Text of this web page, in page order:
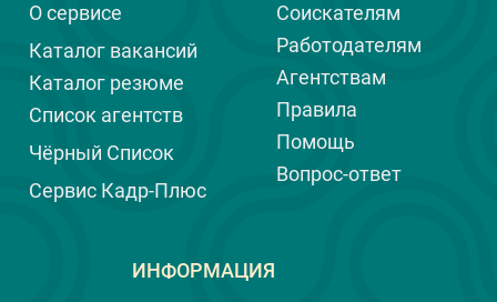
быть осведомленным и уметь
распознавать тревожные сигналы,
чтобы вовремя принять меры, а ещё
лучше, предотвратить воровство.
О сервисе
Каталог вакансий
Каталог резюме
Список агентств
Чёрный Список
Сервис Кадр-Плюс
Соискателям
Работодателям
Агентствам
Правила
Помощь
Вопрос-ответ
ИНФОРМАЦИЯ